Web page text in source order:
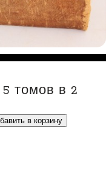
томов в 2
в корзину